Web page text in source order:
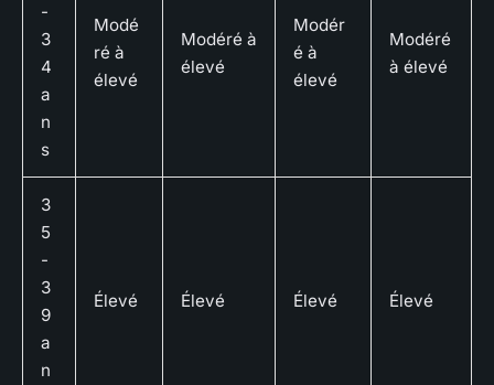
-
3
4
a
n
s
Modé
ré à
élevé
Modéré à
élevé
Modér
é à
élevé
Modéré
à élevé
3
5
-
3
9
a
n
Élevé Élevé Élevé Élevé